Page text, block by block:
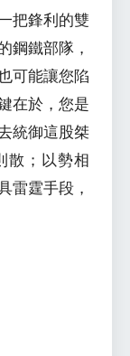
把鋒利的雙
鋼鐵部隊，
可能讓您陷
在於，您是
統御這股桀
散；以勢相
雷霆手段，